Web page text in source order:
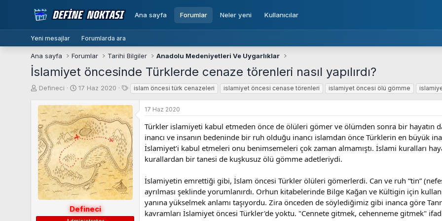
Ana sayfa Forumlar Neler yeni Kullanıcılar
Yeni mesajlar Forumlarda ara
Ana sayfa Forumlar Tarihi Bilgiler Anadolu Medeniyetleri Ve Uygarlıklar
İslamiyet öncesinde Türklerde cenaze törenleri nasıl yapılırdı?
K
n
b
u
y
u
b
a
ş
l
a
t
n
Defineci
B
ş
l
n
ç
t
a
r
i
h
i
17 Haz 2020
i
e
t
e
r
islam öncesi türk cenazeleri islamiyet öncesi cenase törenleri islamiyet öncesi ölü gömme
Defineci
17 Haz 2020
Türkler islamiyeti kabul etmeden önce de ölüleri gömer ve ölümden sonra bir hayatın
inancı ve insanın bedeninde bir ruh olduğu inancı islamdan önce Türklerin en büyük
İslamiyet'i kabul etmeleri onu benimsemeleri çok zaman almamıştı. İslami kuralları
kurallardan bir tanesi de kuşkusuz ölü gömme adetleriydi.
İslamiyetin emrettiği gibi, İslam öncesi Türkler ölüleri gömerlerdi. Can ve ruh “tin”
ayrılması şeklinde yorumlanırdı. Orhun kitabelerinde Bilge Kağan ve Kültigin için
yanına yükselmek anlamı taşıyordu. Zira önceden de söylediğimiz gibi inanca göre
kavramları İslamiyet öncesi Türkler'de yoktu. "Cennete gitmek, cehenneme gitmek"